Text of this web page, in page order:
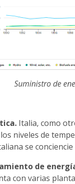
Suministro de
Italia, como
niveles de
se
de
con varias